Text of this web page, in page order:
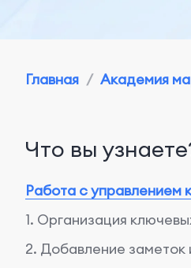
Главная / Академия
Что вы
Работа с управлением
1. Организация
2. Добавление заметок